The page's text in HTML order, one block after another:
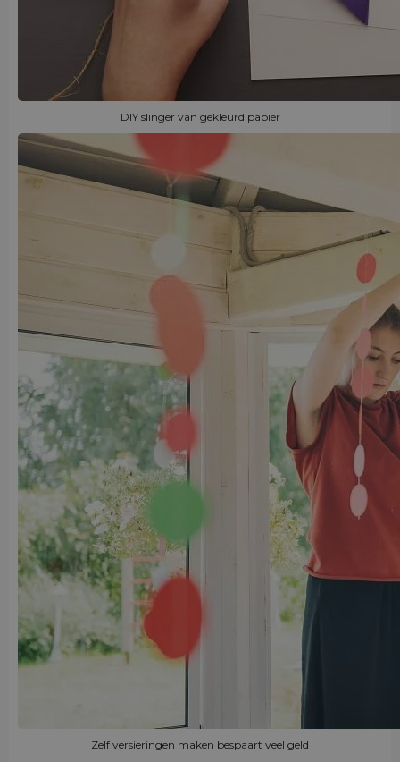
DIY slinger van gekleurd papier
Zelf versieringen maken bespaart veel geld